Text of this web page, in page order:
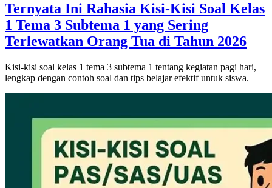
Ternyata Ini Rahasia Kisi-Kisi Soal Kelas
1 Tema 3 Subtema 1 yang Sering
Terlewatkan Orang Tua di Tahun 2026
Kisi-kisi soal kelas 1 tema 3 subtema 1 tentang kegiatan pagi hari,
lengkap dengan contoh soal dan tips belajar efektif untuk siswa.